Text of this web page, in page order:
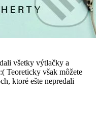
všetky výtlačky a
Teoreticky však môžete
ktoré ešte nepredali